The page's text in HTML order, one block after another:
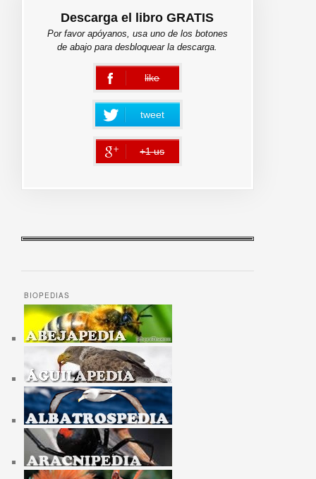
Descarga el libro GRATIS
Por favor apóyanos, usa uno de los botones
de abajo para desbloquear la descarga.
like
error
tweet
+1 us
error
BIOPEDIAS